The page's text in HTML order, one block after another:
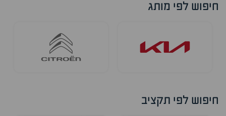
חיפוש
דלגחיפוש לפי מותג
חיפוש לפי תקציב